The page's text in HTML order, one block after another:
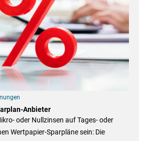
Anbieter
oder Nullzinsen auf Tages- oder
Wertpapier-Sparpläne sein: Die